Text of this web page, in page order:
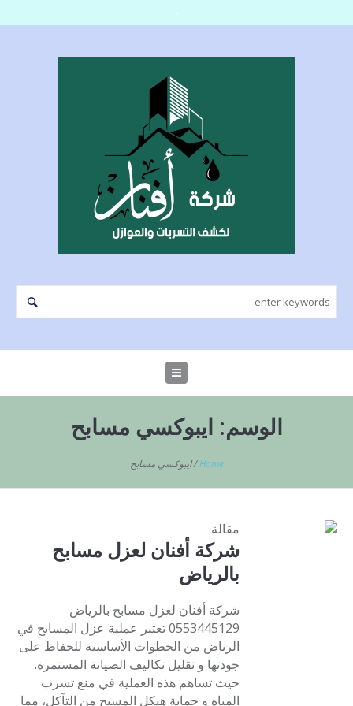
الوسم: ايبوكسي مسابح
Home
/ايبوكسي مسابح
مقالة
شركة أفنان لعزل مسابح
بالرياض
شركة أفنان لعزل مسابح بالرياض
0553445129 تعتبر عملية عزل المسابح في
الرياض من الخطوات الأساسية للحفاظ على
جودتها و تقليل تكاليف الصيانة المستمرة.
حيث تساهم هذه العملية في منع تسرب
المياه و حماية هيكل المسبح من التآكل، مما